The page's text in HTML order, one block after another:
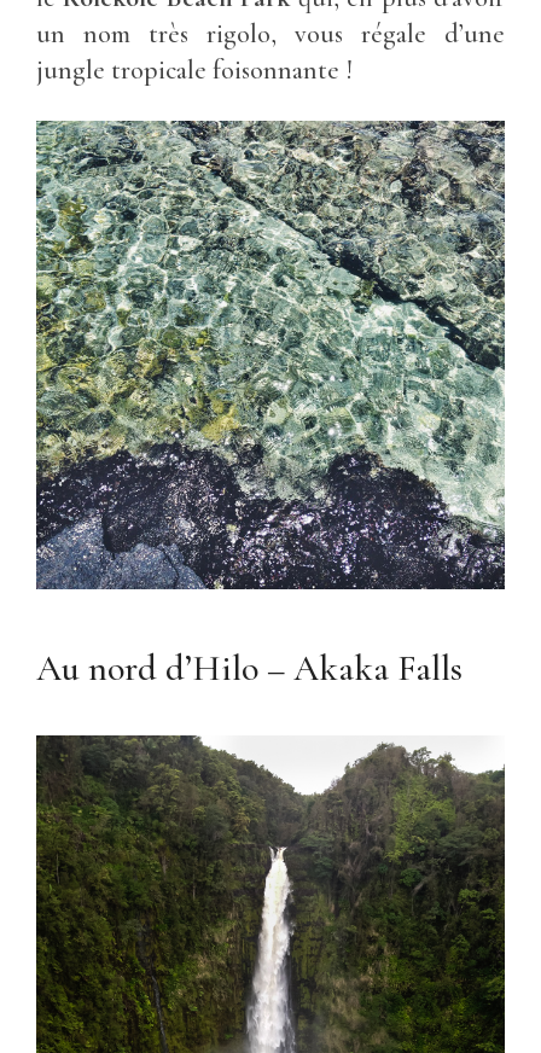
un nom très rigolo, vous régale d’une
jungle tropicale foisonnante !
Au nord d’Hilo – Akaka Falls